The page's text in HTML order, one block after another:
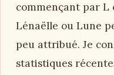
commençant par L
Lénaëlle ou Lune
peu attribué. Je
statistiques